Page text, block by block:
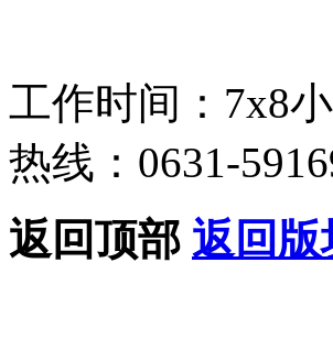
工作时间：7x8
热线：0631-
返回顶部 返回版